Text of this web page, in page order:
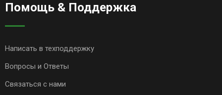
Помощь & Поддержка
Написать в техподдержку
Вопросы и Ответы
Связаться с нами